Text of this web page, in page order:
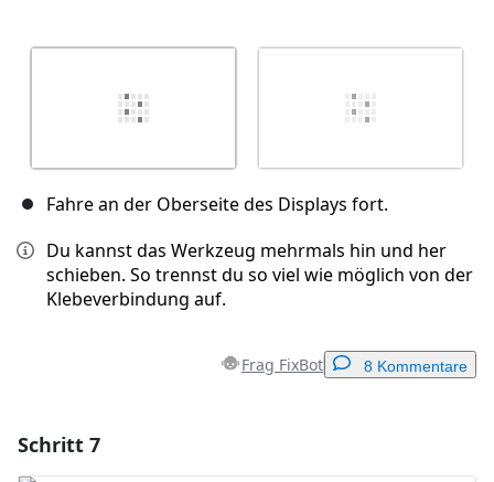
Fahre an der Oberseite des Displays fort.
Du kannst das Werkzeug mehrmals hin und her
schieben. So trennst du so viel wie möglich von der
Klebeverbindung auf.
Frag FixBot 8 Kommentare
Schritt 7